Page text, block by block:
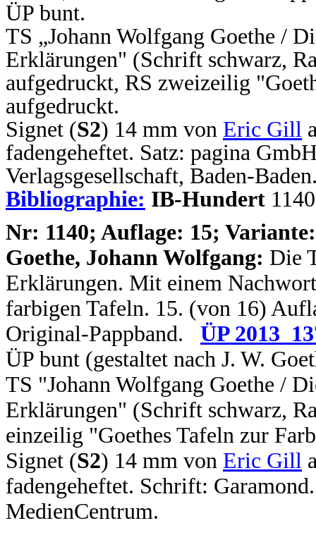
ÜP bunt.
TS „Johann Wolfgang Goethe /
Erklärungen" (Schrift schwarz,
aufgedruckt, RS zweizeilig
aufgedruckt.
Signet (S2) 14 mm von Eric Gill
fadengeheftet. Satz: pagina
Verlagsgesellschaft, Baden-
Bibliographie: IB-Hundert
Nr: 1140; Auflage: 15;
Goethe, Johann Wolfgang: Die
Erklärungen. Mit einem
farbigen Tafeln. 15. (von 16)
Original-Pappband.
ÜP
ÜP bunt (gestaltet nach J. W.
TS "Johann Wolfgang Goethe /
Erklärungen" (Schrift schwarz,
einzeilig "Goethes Tafeln zur
Signet (S2) 14 mm von Eric Gill
fadengeheftet. Schrift:
MedienCentrum.